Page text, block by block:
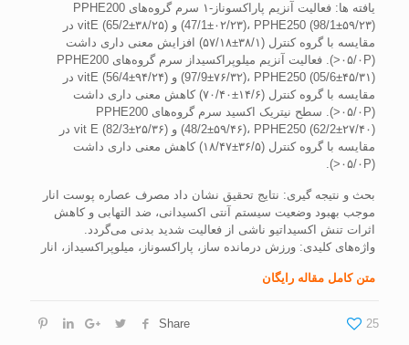
یافته­ ها: فعالیت آنزیم پاراکسوناز-۱ سرم گروه‌های PPHE200
(47/1±۰۲/۲۳)، PPHE250 (98/1±۵۹/۲۳) و vitE (65/2±۳۸/۲۵) در
مقایسه با گروه کنترل (۳۸/۱±۵۷/۱۸) افزایش معنی داری داشت
(۰۵/۰P<). فعالیت آنزیم میلوپراکسیداز سرم گروه‌های PPHE200
(97/9±۷۶/۳۲)، PPHE250 (05/6±۴۵/۳۱) و vitE (56/4±۹۴/۲۴) در
مقایسه با گروه کنترل (۱۴/۶±۷۰/۴۰) کاهش معنی داری داشت
(۰۵/۰P<). سطح نیتریک اکسید سرم گروه‌های PPHE200
(48/2±۵۹/۴۶)، PPHE250 (62/2±۲۷/۴۰) و vit E (82/3±۲۵/۳۶) در
مقایسه با گروه کنترل (۳۶/۵±۱۸/۴۷) کاهش معنی داری داشت
(۰۵/۰P<).
بحث و نتیجه ­گیری: نتایج تحقیق نشان داد مصرف عصاره پوست انار
موجب بهبود وضعیت سیستم آنتی اکسیدانی، ضد التهابی و کاهش
اثرات تنش اکسیداتیو ناشی از فعالیت شدید بدنی می‌گردد.
واژه‌های کلیدی: ورزش درمانده ساز، پاراکسوناز، میلوپراکسیداز، انار
متن کامل مقاله رایگان
Share 25